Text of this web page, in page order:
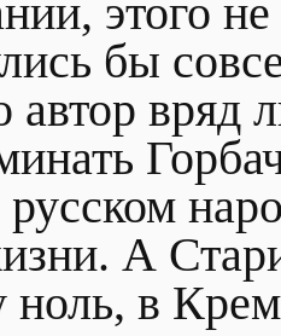
этого
бы
автор вряд
русском
А
ноль, в